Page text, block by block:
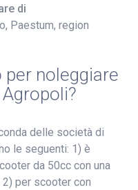
di
Paestum, region
per noleggiare
delle società di
le seguenti: 1) è
da 50cc con una
2) per scooter con